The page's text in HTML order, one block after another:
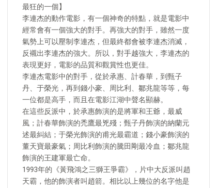
最狂的一個】
李連杰的動作電影，有一個神奇的特點，就是電影中
經常會有一個強大的對手。再強大的對手，雖然一度
氣勢上可以壓制李連杰，但最終都會被李連杰消滅，
反襯出李連杰的強大。所以，對手越強大，李連杰的
表現更好，電影的品質和觀賞性也更佳。
李連杰電影中的對手，從於承惠、計春華，到甄子
丹、于榮光，再到錢小豪、周比利、鄒兆龍等等，每
一位都是高手，而且在電影江湖中聲名顯赫。
在這些反派中，於承惠飾演的是將軍和王爺，最威
風；計春華飾演的禿鷹最兇殘；甄子丹飾演的納蘭元
述最糾結；于榮光飾演的甫光最霸道；錢小豪飾演的
董天寶最豪氣；周比利飾演的騰田剛最冷血；鄒兆龍
飾演的王建軍最亡命。
1993年的《黃飛鴻之三獅王爭霸》，片中大反派叫趙
天霸，他的飾演者叫趙箭。相比以上幾位的名字他是